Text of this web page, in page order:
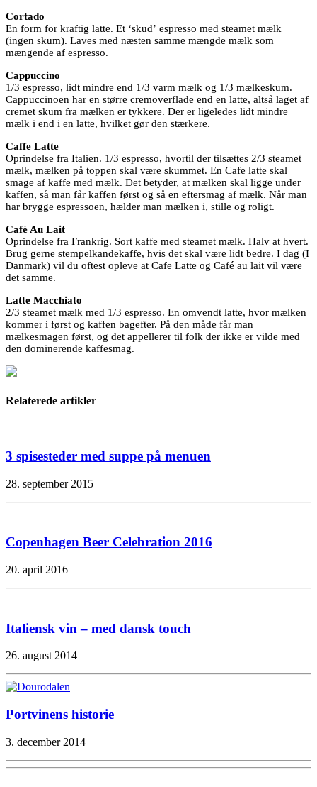
Cortado
En form for kraftig latte. Et ‘skud’ espresso med steamet mælk
(ingen skum). Laves med næsten samme mængde mælk som
mængende af espresso.
Cappuccino
1/3 espresso, lidt mindre end 1/3 varm mælk og 1/3 mælkeskum.
Cappuccinoen har en større cremoverflade end en latte, altså laget af
cremet skum fra mælken er tykkere. Der er ligeledes lidt mindre
mælk i end i en latte, hvilket gør den stærkere.
Caffe Latte
Oprindelse fra Italien. 1/3 espresso, hvortil der tilsættes 2/3 steamet
mælk, mælken på toppen skal være skummet. En Cafe latte skal
smage af kaffe med mælk. Det betyder, at mælken skal ligge under
kaffen, så man får kaffen først og så en eftersmag af mælk. Når man
har brygge espressoen, hælder man mælken i, stille og roligt.
Café Au Lait
Oprindelse fra Frankrig. Sort kaffe med steamet mælk. Halv at hvert.
Brug gerne stempelkandekaffe, hvis det skal være lidt bedre. I dag (I
Danmark) vil du oftest opleve at Cafe Latte og Café au lait vil være
det samme.
Latte Macchiato
2/3 steamet mælk med 1/3 espresso. En omvendt latte, hvor mælken
kommer i først og kaffen bagefter. På den måde får man
mælkesmagen først, og det appellerer til folk der ikke er vilde med
den dominerende kaffesmag.
Relaterede artikler
3 spisesteder med suppe på menuen
28. september 2015
Copenhagen Beer Celebration 2016
20. april 2016
Italiensk vin – med dansk touch
26. august 2014
Portvinens historie
3. december 2014